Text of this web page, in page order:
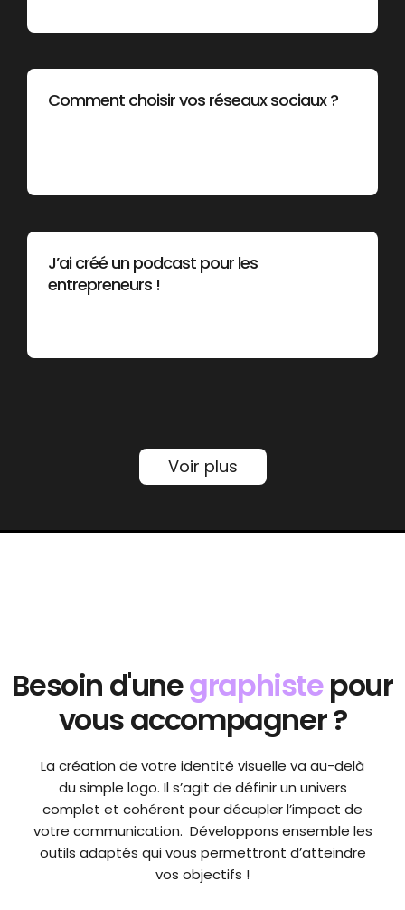
Comment choisir vos réseaux sociaux ?
J’ai créé un podcast pour les
entrepreneurs !
Voir plus
Besoin d'unegraphistepour
vous accompagner ?
La création de votre identité visuelle va au-delà
du simple logo. Il s’agit de définir un univers
complet et cohérent pour décupler l’impact de
votre communication. Développons ensemble les
outils adaptés qui vous permettront d’atteindre
vos objectifs !